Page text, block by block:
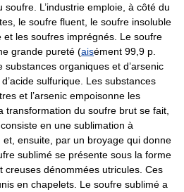
L’industrie emploie, à côté du
le soufre fluent, le soufre insoluble
les soufres imprégnés. Le soufre
grande pureté (aisément 99,9 p.
organiques et d’arsenic
sulfurique. Les substances
et l’arsenic empoisonne les
transformation du soufre brut se fait,
en une sublimation à
ensuite, par un broyage qui donne
sublimé se présente sous la forme
creuses dénommées utricules. Ces
en chapelets. Le soufre sublimé a